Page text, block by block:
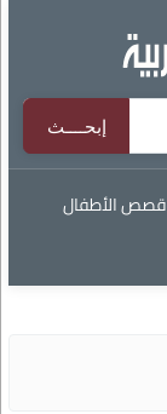
قصص الأطفال